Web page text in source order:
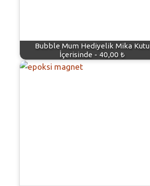
Bubble Mum Hediyelik Mika Kutu
İçerisinde - 40,00 ₺